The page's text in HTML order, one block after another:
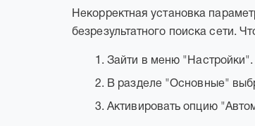
Некорректная установка
безрезультатного поиска сети.
Зайти в меню "Настройки".
В разделе "Основные"
Активировать опцию